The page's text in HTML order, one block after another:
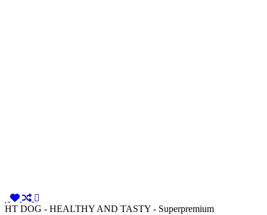
HT DOG - HEALTHY AND TASTY - Superpremium